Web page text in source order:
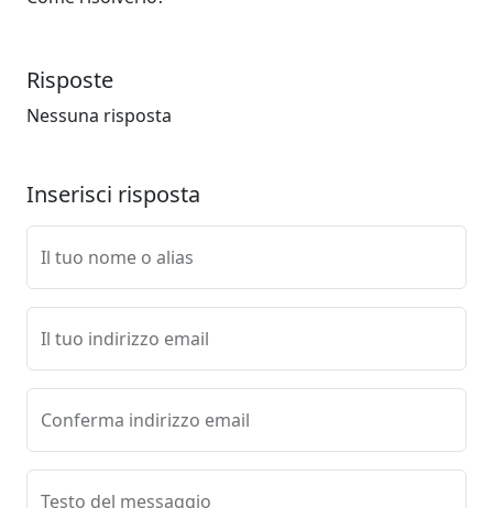
Risposte
Nessuna risposta
Inserisci risposta
Il tuo nome o alias
Il tuo indirizzo email
Conferma indirizzo email
Testo del messaggio